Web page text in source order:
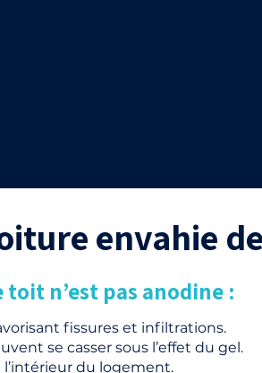
envahie
n’est pas anodine :
fissures et infiltrations.
se casser sous l’effet du gel.
l’intérieur du logement.